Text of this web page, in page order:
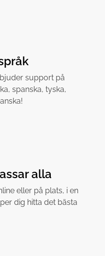
support på
spanska, tyska,
alla
eller på plats, i en
dig hitta det bästa